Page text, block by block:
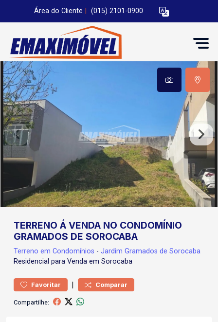
Área do Cliente (015) 2101-0900
TERRENO Á VENDA NO CONDOMÍNIO
GRAMADOS DE SOROCABA
Terreno em Condomínios - Jardim Gramados de Sorocaba
Residencial para Venda em Sorocaba
Favoritar | Comparar
Compartilhe: